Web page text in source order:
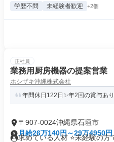
学歴不問 未経験者歓迎 +2個
正社員
業務用厨房機器の提案営業
ホシザキ沖縄株式会社
年間休日122日✨年2回の賞与あ
〒907-0024沖縄県石垣市
月給26万140円～29万4950円
求めている人材 ⭐未経験の方